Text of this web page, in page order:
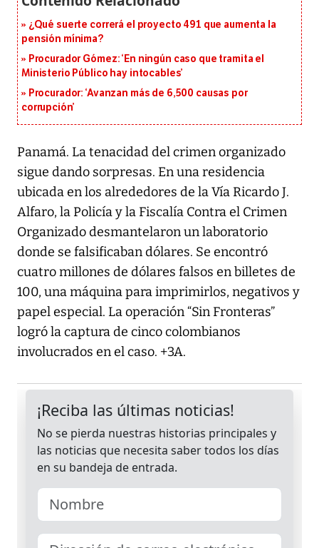
¿Qué suerte correrá el proyecto 491 que aumenta la
pensión mínima?
Procurador Gómez: ‘En ningún caso que tramita el
Ministerio Público hay intocables’
Procurador: ‘Avanzan más de 6,500 causas por
corrupción’
Panamá. La tenacidad del crimen organizado
sigue dando sorpresas. En una residencia
ubicada en los alrededores de la Vía Ricardo J.
Alfaro, la Policía y la Fiscalía Contra el Crimen
Organizado desmantelaron un laboratorio
donde se falsificaban dólares. Se encontró
cuatro millones de dólares falsos en billetes de
100, una máquina para imprimirlos, negativos y
papel especial. La operación “Sin Fronteras”
logró la captura de cinco colombianos
involucrados en el caso. +3A.